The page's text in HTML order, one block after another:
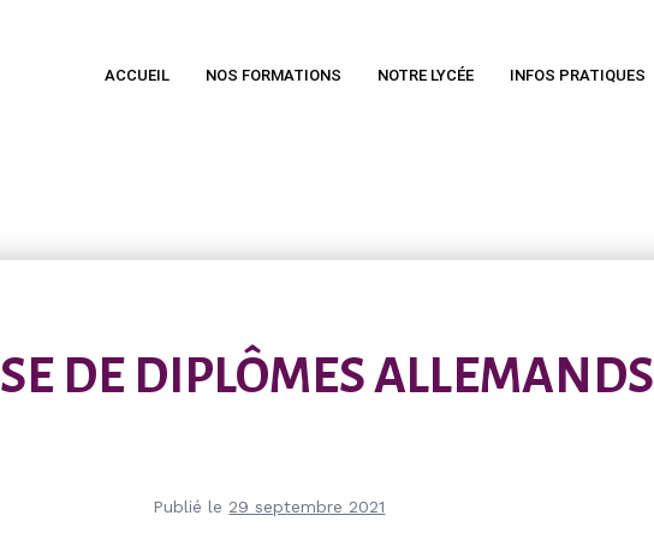
ACCUEIL NOS FORMATIONS NOTRE LYCÉE INFOS PRATIQUES
DE DIPLÔMES ALLEMANDS
Publié le 29 septembre 2021